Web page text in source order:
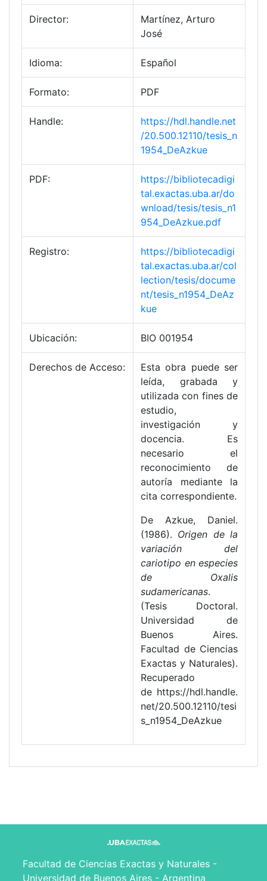
Director:
Martínez, Arturo
José
Idioma: Español
Formato: PDF
Handle:
https://hdl.handle.net
/20.500.12110/tesis_n
1954_DeAzkue
PDF:
https://bibliotecadigi
tal.exactas.uba.ar/do
wnload/tesis/tesis_n1
954_DeAzkue.pdf
Registro:
https://bibliotecadigi
tal.exactas.uba.ar/col
lection/tesis/docume
nt/tesis_n1954_DeAz
kue
Ubicación: BIO 001954
Derechos de Acceso:
Esta obra puede ser
leída, grabada y
utilizada con fines de
estudio,
investigación y
docencia. Es
necesario el
reconocimiento de
autoría mediante la
cita correspondiente.
De Azkue, Daniel.
(1986). Origen de la
variación del
cariotipo en especies
de Oxalis
sudamericanas.
(Tesis Doctoral.
Universidad de
Buenos Aires.
Facultad de Ciencias
Exactas y Naturales).
Recuperado
de https://hdl.handle.
net/20.500.12110/tesi
s_n1954_DeAzkue
Facultad de Ciencias Exactas y Naturales -
Universidad de Buenos Aires - Argentina